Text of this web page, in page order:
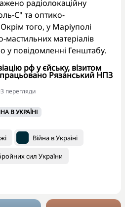
радіолокаційну
С" та оптико-
того, у Маріуполі
матеріалів
у повідомленні Генштабу.
рф у єйську, візитом
Рязанський НПЗ
перегляди
В УКРАЇНІ
Війна в Україні
сил України